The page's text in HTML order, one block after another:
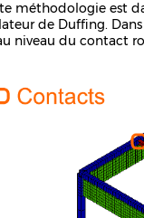
méthodologie
de Duffing.
niveau du contact